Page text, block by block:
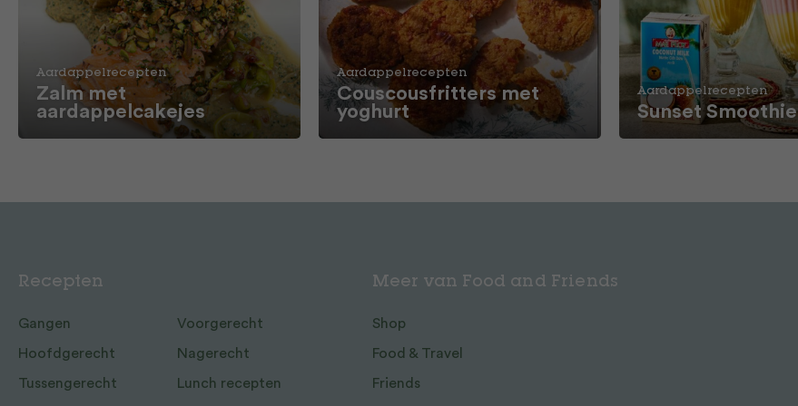
Aardappelrecepten
Zalm met
aardappelcakejes
Aardappelrecepten
Couscousfritters met
yoghurt
Aardappelrecepten
Sunset Smoothie
Recepten
Gangen Voorgerecht
Hoofdgerecht Nagerecht
Tussengerecht Lunch recepten
Meer van Food and Friends
Shop
Food & Travel
Friends